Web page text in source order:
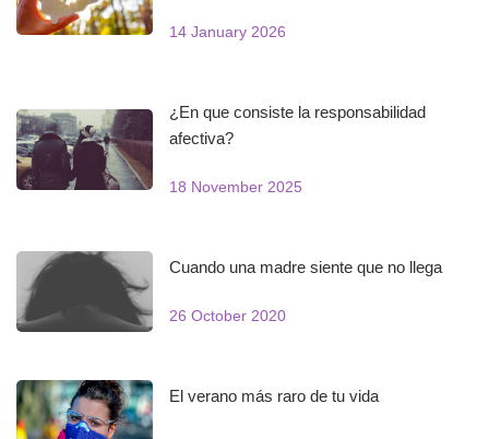
14 January 2026
¿En que consiste la responsabilidad
afectiva?
18 November 2025
Cuando una madre siente que no llega
26 October 2020
El verano más raro de tu vida